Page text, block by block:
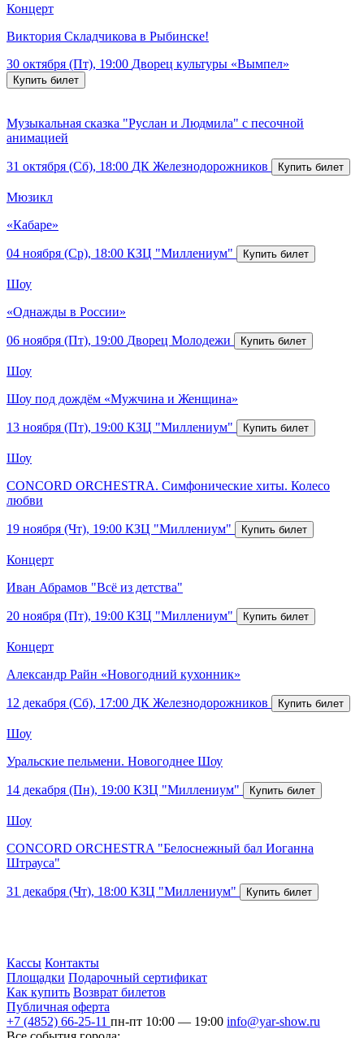
Концерт
Виктория Складчикова в Рыбинске!
30 октября (Пт), 19:00 Дворец культуры «Вымпел»
Музыкальная сказка "Руслан и Людмила" с песочной
анимацией
31 октября (Сб), 18:00 ДК Железнодорожников
Мюзикл
«Кабаре»
04 ноября (Ср), 18:00 КЗЦ "Миллениум"
Шоу
«Однажды в России»
06 ноября (Пт), 19:00 Дворец Молодежи
Шоу
Шоу под дождём «Мужчина и Женщина»
13 ноября (Пт), 19:00 КЗЦ "Миллениум"
Шоу
CONCORD ORCHESTRA. Симфонические хиты. Колесо
любви
19 ноября (Чт), 19:00 КЗЦ "Миллениум"
Концерт
Иван Абрамов "Всё из детства"
20 ноября (Пт), 19:00 КЗЦ "Миллениум"
Концерт
Александр Райн «Новогодний кухонник»
12 декабря (Сб), 17:00 ДК Железнодорожников
Шоу
Уральские пельмени. Новогоднее Шоу
14 декабря (Пн), 19:00 КЗЦ "Миллениум"
Шоу
CONCORD ORCHESTRA "Белоснежный бал Иоганна
Штрауса"
31 декабря (Чт), 18:00 КЗЦ "Миллениум"
Кассы Контакты
Площадки Подарочный сертификат
Как купить Возврат билетов
Публичная оферта
+7 (4852) 66-25-11 пн-пт 10:00 — 19:00 info@yar-show.ru